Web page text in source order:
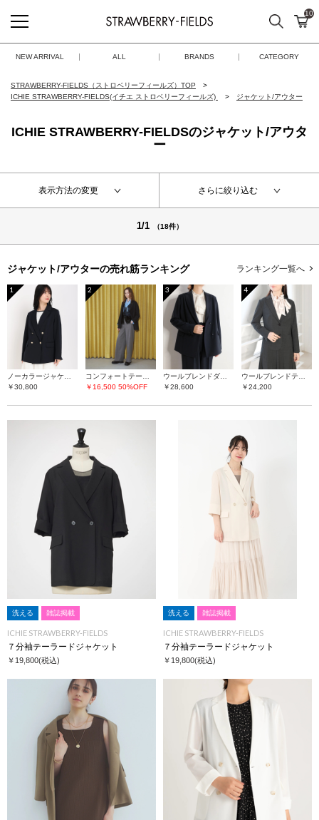
STRAWBERRY-FIELDS
検索 カ
10
NEW ARRIVAL ALL BRANDS CATEGORY
STRAWBERRY-FIELDS（ストロベリーフィールズ）TOP
ICHIE STRAWBERRY-FIELDS(イチエ ストロベリーフィールズ)
ジャケット/アウター
ICHIE STRAWBERRY-FIELDSのジャケット/アウタ
ー
表示方法の変更 さらに絞り込む
1/1 （18件）
ジャケット/アウターの売れ筋ランキング ランキング一覧へ
1
ノーカラージャケット
￥30,800
2
コンフォートテーラードジャケット
￥16,500 50%OFF
3
ウールブレンドダブルジャケット
￥28,600
4
ウールブレンドテーラージャケット
￥24,200
洗える 雑誌掲載
ICHIE STRAWBERRY-FIELDS
７分袖テーラードジャケット
￥19,800(税込)
洗える 雑誌掲載
ICHIE STRAWBERRY-FIELDS
７分袖テーラードジャケット
￥19,800(税込)